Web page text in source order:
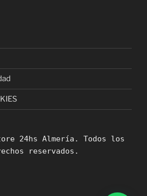
24hs Almería. Todos los
reservados.